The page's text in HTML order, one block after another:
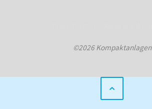
©2026 Kompaktanlagen